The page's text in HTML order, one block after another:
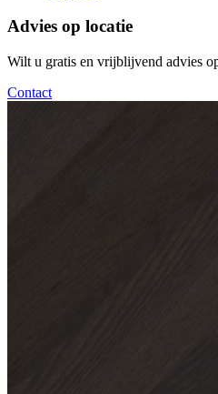
Advies op locatie
Wilt u gratis en vrijblijvend advies
Contact